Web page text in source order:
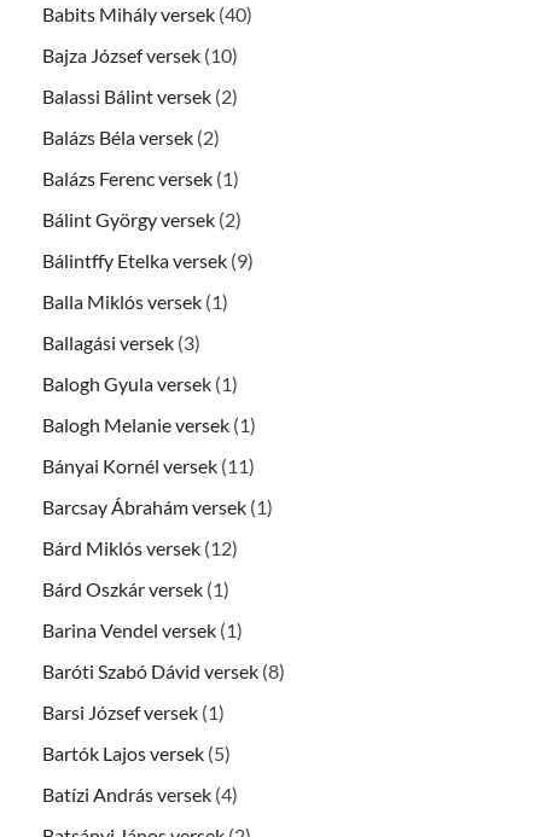
Babits Mihály versek (40)
Bajza József versek (10)
Balassi Bálint versek (2)
Balázs Béla versek (2)
Balázs Ferenc versek (1)
Bálint György versek (2)
Bálintffy Etelka versek (9)
Balla Miklós versek (1)
Ballagási versek (3)
Balogh Gyula versek (1)
Balogh Melanie versek (1)
Bányai Kornél versek (11)
Barcsay Ábrahám versek (1)
Bárd Miklós versek (12)
Bárd Oszkár versek (1)
Barina Vendel versek (1)
Baróti Szabó Dávid versek (8)
Barsi József versek (1)
Bartók Lajos versek (5)
Batízi András versek (4)